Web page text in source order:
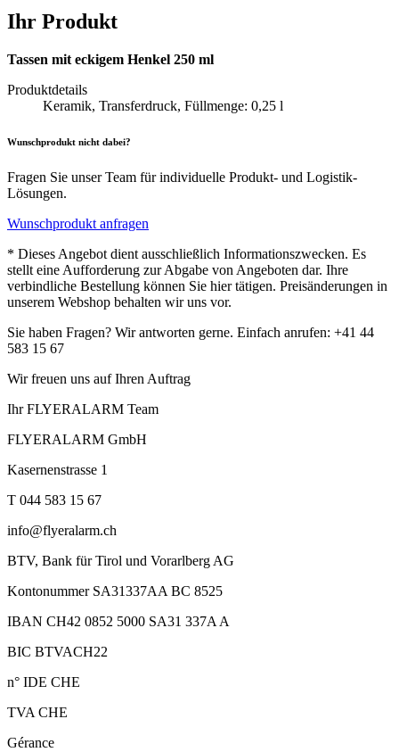
Ihr Produkt
Tassen mit eckigem Henkel 250 ml
Produktdetails
Keramik, Transferdruck, Füllmenge: 0,25 l
Wunschprodukt nicht dabei?
Fragen Sie unser Team für individuelle Produkt- und Logistik-
Lösungen.
Wunschprodukt anfragen
* Dieses Angebot dient ausschließlich Informationszwecken. Es
stellt eine Aufforderung zur Abgabe von Angeboten dar. Ihre
verbindliche Bestellung können Sie hier tätigen. Preisänderungen in
unserem Webshop behalten wir uns vor.
Sie haben Fragen? Wir antworten gerne. Einfach anrufen: +41 44
583 15 67
Wir freuen uns auf Ihren Auftrag
Ihr FLYERALARM Team
FLYERALARM GmbH
Kasernenstrasse 1
T 044 583 15 67
info@flyeralarm.ch
BTV, Bank für Tirol und Vorarlberg AG
Kontonummer SA31337AA BC 8525
IBAN CH42 0852 5000 SA31 337A A
BIC BTVACH22
n° IDE CHE
TVA CHE
Gérance